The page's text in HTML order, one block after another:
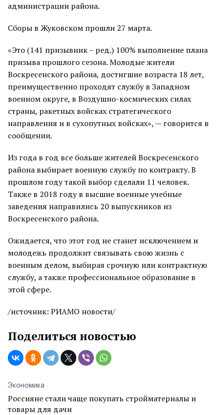
администрации района.
Сборы в Жуковском прошли 27 марта.
«Это (141 призывник – ред.) 100% выполнение плана
призыва прошлого сезона. Молодые жители
Воскресенского района, достигшие возраста 18 лет,
преимущественно проходят службу в Западном
военном округе, в Воздушно-космических силах
страны, ракетных войсках стратегического
направления и в сухопутных войсках», — говорится в
сообщении.
Из года в год все больше жителей Воскресенского
района выбирает военную службу по контракту. В
прошлом году такой выбор сделали 11 человек.
Также в 2018 году в высшие военные учебные
заведения направились 20 выпускников из
Воскресенского района.
Ожидается, что этот год не станет исключением и
молодежь продолжит связывать свою жизнь с
военным делом, выбирая срочную или контрактную
службу, а также профессиональное образование в
этой сфере.
/источник: РИАМО новости/
Поделиться новостью
Экономика
Россияне стали чаще покупать стройматериалы и
товары для дачи